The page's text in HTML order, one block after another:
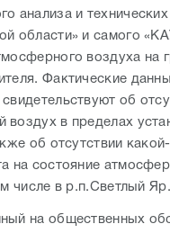
анализа и
области» и самого
воздуха на
Фактические
об
воздух в пределах
об отсутствии
на состояние
числе в р.п.Светлый Яр.
на общественных